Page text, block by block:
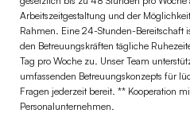
Arbeitszeitgestaltung und der
Rahmen. Eine 24-Stunden-Bereitschaft
den Betreuungskräften tägliche
Tag pro Woche zu. Unser Team
umfassenden Betreuungskonzepts für
Fragen jederzeit bereit. ** Kooperation
Personalunternehmen.